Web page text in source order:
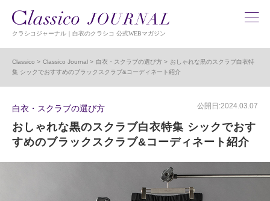
クラシコジャーナル｜白衣のクラシコ 公式WEBマガジン
Classico Classico Journal 白衣・スクラブの選び方
おしゃれな黒のスクラブ白衣特
集 シックでおすすめのブラックスクラブ&コーディネート紹介
白衣・スクラブの選び方 公開日:2024.03.07
おしゃれな黒のスクラブ白衣特集 シックでおす
すめのブラックスクラブ&コーディネート紹介